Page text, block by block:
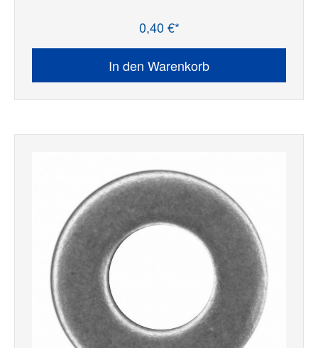
0,40 €*
In den Warenkorb